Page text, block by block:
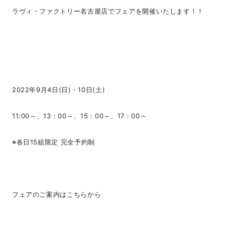
ラヴィ・ファクトリー名古屋店でフェアを開催いたします！！
2022年9月4日(日)・10日(土)
11:00～、13：00～、15：00～、17：00～
※各日15組限定 完全予約制
フェアのご案内はこちらから